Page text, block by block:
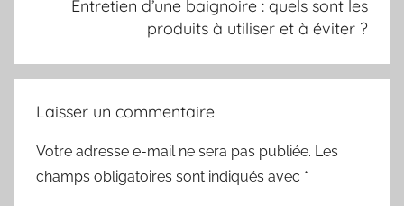
Entretien d’une baignoire : quels sont les
produits à utiliser et à éviter ?
Laisser un commentaire
Votre adresse e-mail ne sera pas publiée. Les
champs obligatoires sont indiqués avec *